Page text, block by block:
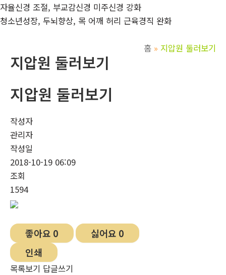
자율신경 조절, 부교감신경 미주신경 강화
청소년성장, 두뇌향상, 목 어깨 허리 근육경직 완화
홈 지압원 둘러보기
지압원 둘러보기
지압원 둘러보기
작성자
관리자
작성일
2018-10-19 06:09
조회
1594
좋아요 0 싫어요 0
인쇄
목록보기 답글쓰기